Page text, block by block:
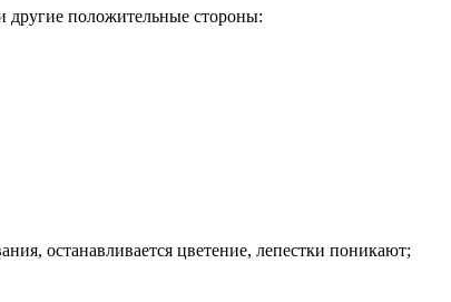
другие положительные стороны:
останавливается цветение, лепестки поникают;